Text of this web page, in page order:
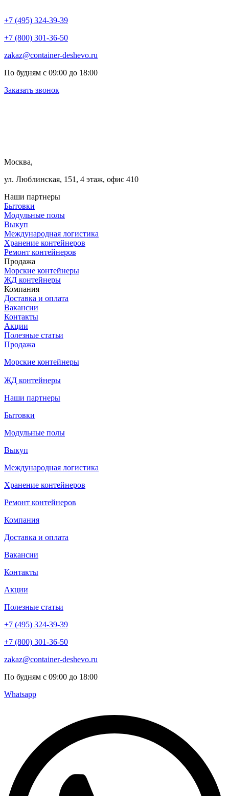
+7 (495) 324-39-39
+7 (800) 301-36-50
zakaz@container-deshevo.ru
По будням с 09:00 до 18:00
Заказать звонок
Москва,
ул. Люблинская, 151, 4 этаж, офис 410
Наши партнеры
Бытовки
Модульные полы
Выкуп
Международная логистика
Хранение контейнеров
Ремонт контейнеров
Продажа
Морские контейнеры
ЖД контейнеры
Компания
Доставка и оплата
Вакансии
Контакты
Акции
Полезные статьи
Продажа
Морские контейнеры
ЖД контейнеры
Наши партнеры
Бытовки
Модульные полы
Выкуп
Международная логистика
Хранение контейнеров
Ремонт контейнеров
Компания
Доставка и оплата
Вакансии
Контакты
Акции
Полезные статьи
+7 (495) 324-39-39
+7 (800) 301-36-50
zakaz@container-deshevo.ru
По будням с 09:00 до 18:00
Whatsapp